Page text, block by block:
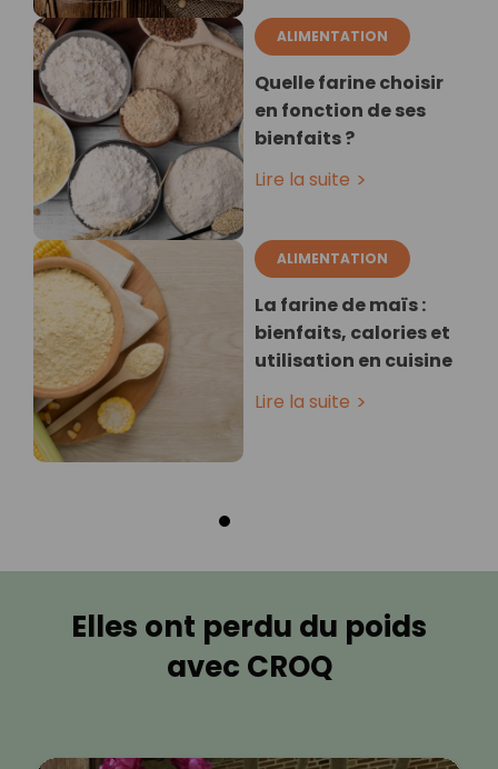
ALIMENTATION
Quelle farine choisir
en fonction de ses
bienfaits ?
Lire la suite
ALIMENTATION
La farine de maïs :
bienfaits, calories et
utilisation en cuisine
Lire la suite
Elles ont perdu du poids
avec CROQ